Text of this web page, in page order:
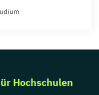
Hochschulen